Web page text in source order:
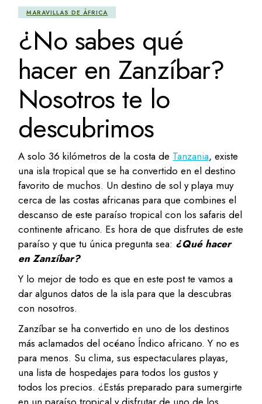
MARAVILLAS DE ÁFRICA
¿No sabes qué
hacer en Zanzíbar?
Nosotros te lo
descubrimos
A solo 36 kilómetros de la costa de Tanzania, existe
una isla tropical que se ha convertido en el destino
favorito de muchos. Un destino de sol y playa muy
cerca de las costas africanas para que combines el
descanso de este paraíso tropical con los safaris del
continente africano. Es hora de que disfrutes de este
paraíso y que tu única pregunta sea: ¿Qué hacer
en Zanzíbar?
Y lo mejor de todo es que en este post te vamos a
dar algunos datos de la isla para que la descubras
con nosotros.
Zanzíbar se ha convertido en uno de los destinos
más aclamados del océano Índico africano. Y no es
para menos. Su clima, sus espectaculares playas,
una lista de hospedajes para todos los gustos y
todos los precios. ¿Estás preparado para sumergirte